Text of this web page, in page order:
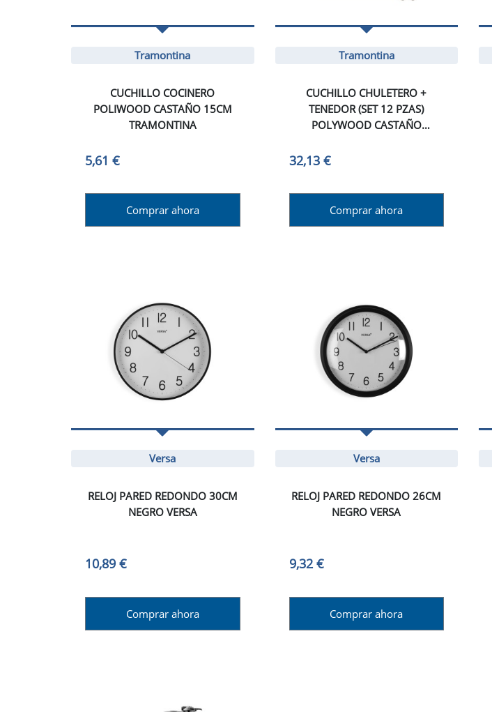
Tramontina
CUCHILLO COCINERO
POLIWOOD CASTAÑO 15CM
TRAMONTINA
5,61 €
Comprar ahora
Tramontina
CUCHILLO CHULETERO +
TENEDOR (SET 12 PZAS)
POLYWOOD CASTAÑO
32,13 €
Comprar ahora
Versa
RELOJ PARED REDONDO 30CM
NEGRO VERSA
10,89 €
Comprar ahora
Versa
RELOJ PARED REDONDO 26CM
NEGRO VERSA
9,32 €
Comprar ahora